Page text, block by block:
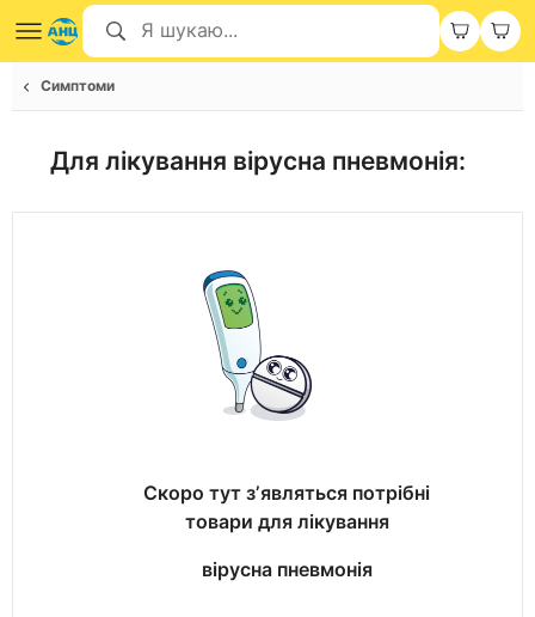
Симптоми
Для лікування вірусна пневмонія:
Скоро тут зʼявляться потрібні
товари для лікування
вірусна пневмонія